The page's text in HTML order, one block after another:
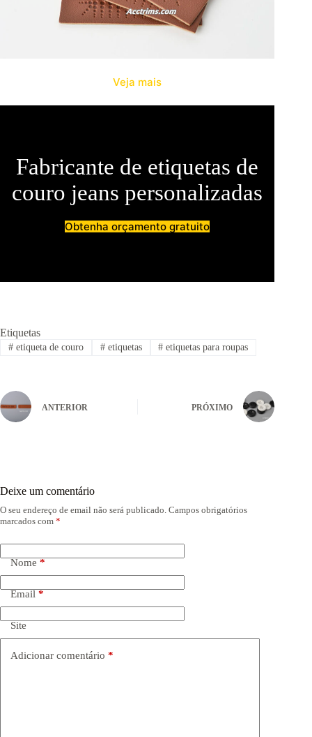
Veja mais
Fabricante de etiquetas de
couro jeans personalizadas
Obtenha orçamento gratuito
Etiquetas
#etiqueta de couro #etiquetas # etiquetas para roupas
ANTERIOR PRÓXIMO
Deixe um comentário
O seu endereço de email não será publicado. Campos obrigatórios
marcados com *
Nome *
Email *
Site
Adicionar comentário *